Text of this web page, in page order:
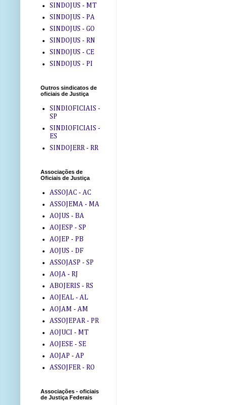
SINDOJUS - MT
SINDOJUS - PA
SINDOJUS - GO
SINDOJUS - RN
SINDOJUS - CE
SINDOJUS - PI
Outros sindicatos de
oficiais de Justiça
SINDIOFICIAIS -
SP
SINDIOFICIAIS -
ES
SINDOJERR - RR
Associações de
Oficiais de Justiça
ASSOJAC - AC
ASSOJEMA - MA
AOJUS - BA
AOJESP - SP
AOJEP - PB
AOJUS - DF
ASSOJASP - SP
AOJA - RJ
ABOJERIS - RS
AOJEAL - AL
AOJAM - AM
ASSOJEPAR - PR
AOJUCI - MT
AOJESE - SE
AOJAP - AP
ASSOJFER - RO
Associações - oficiais
de Justiça Federais